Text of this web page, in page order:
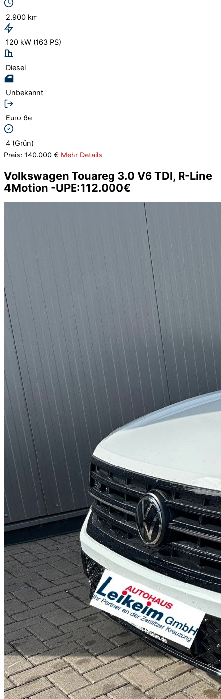
2.900 km
120 kW (163 PS)
Diesel
Unbekannt
Euro 6e
4 (Grün)
Preis: 140.000 € Mehr Details
Volkswagen Touareg 3.0 V6 TDI, R-Line
4Motion -UPE:112.000€